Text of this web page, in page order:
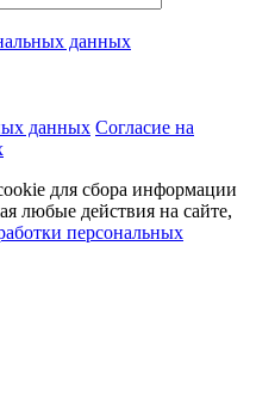
данных
данных Согласие на
для сбора информации
любые действия на сайте,
персональных